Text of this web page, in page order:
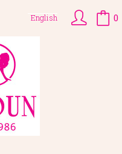
English 0